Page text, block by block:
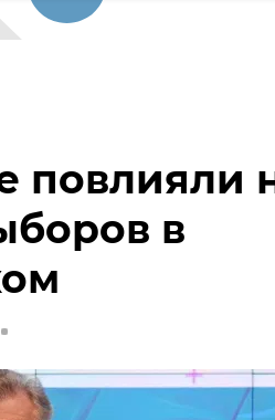
повлияли
в